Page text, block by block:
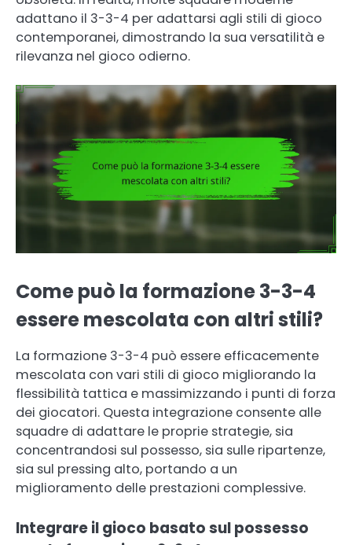
adattano il 3-3-4 per adattarsi agli stili di gioco
contemporanei, dimostrando la sua versatilità e
rilevanza nel gioco odierno.
Come può la formazione 3-3-4
essere mescolata con altri stili?
La formazione 3-3-4 può essere efficacemente
mescolata con vari stili di gioco migliorando la
flessibilità tattica e massimizzando i punti di forza
dei giocatori. Questa integrazione consente alle
squadre di adattare le proprie strategie, sia
concentrandosi sul possesso, sia sulle ripartenze,
sia sul pressing alto, portando a un
miglioramento delle prestazioni complessive.
Integrare il gioco basato sul possesso